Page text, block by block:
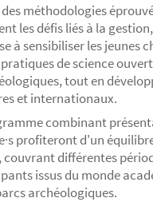
méthodologies
les défis liés à la
à sensibiliser les jeunes
de science
tout en
et internationaux.
combinant
profiteront d'un
couvrant différentes
issus du monde
archéologiques.